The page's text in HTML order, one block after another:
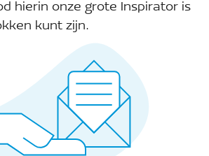
hierin onze grote Inspirator is
kunt zijn.